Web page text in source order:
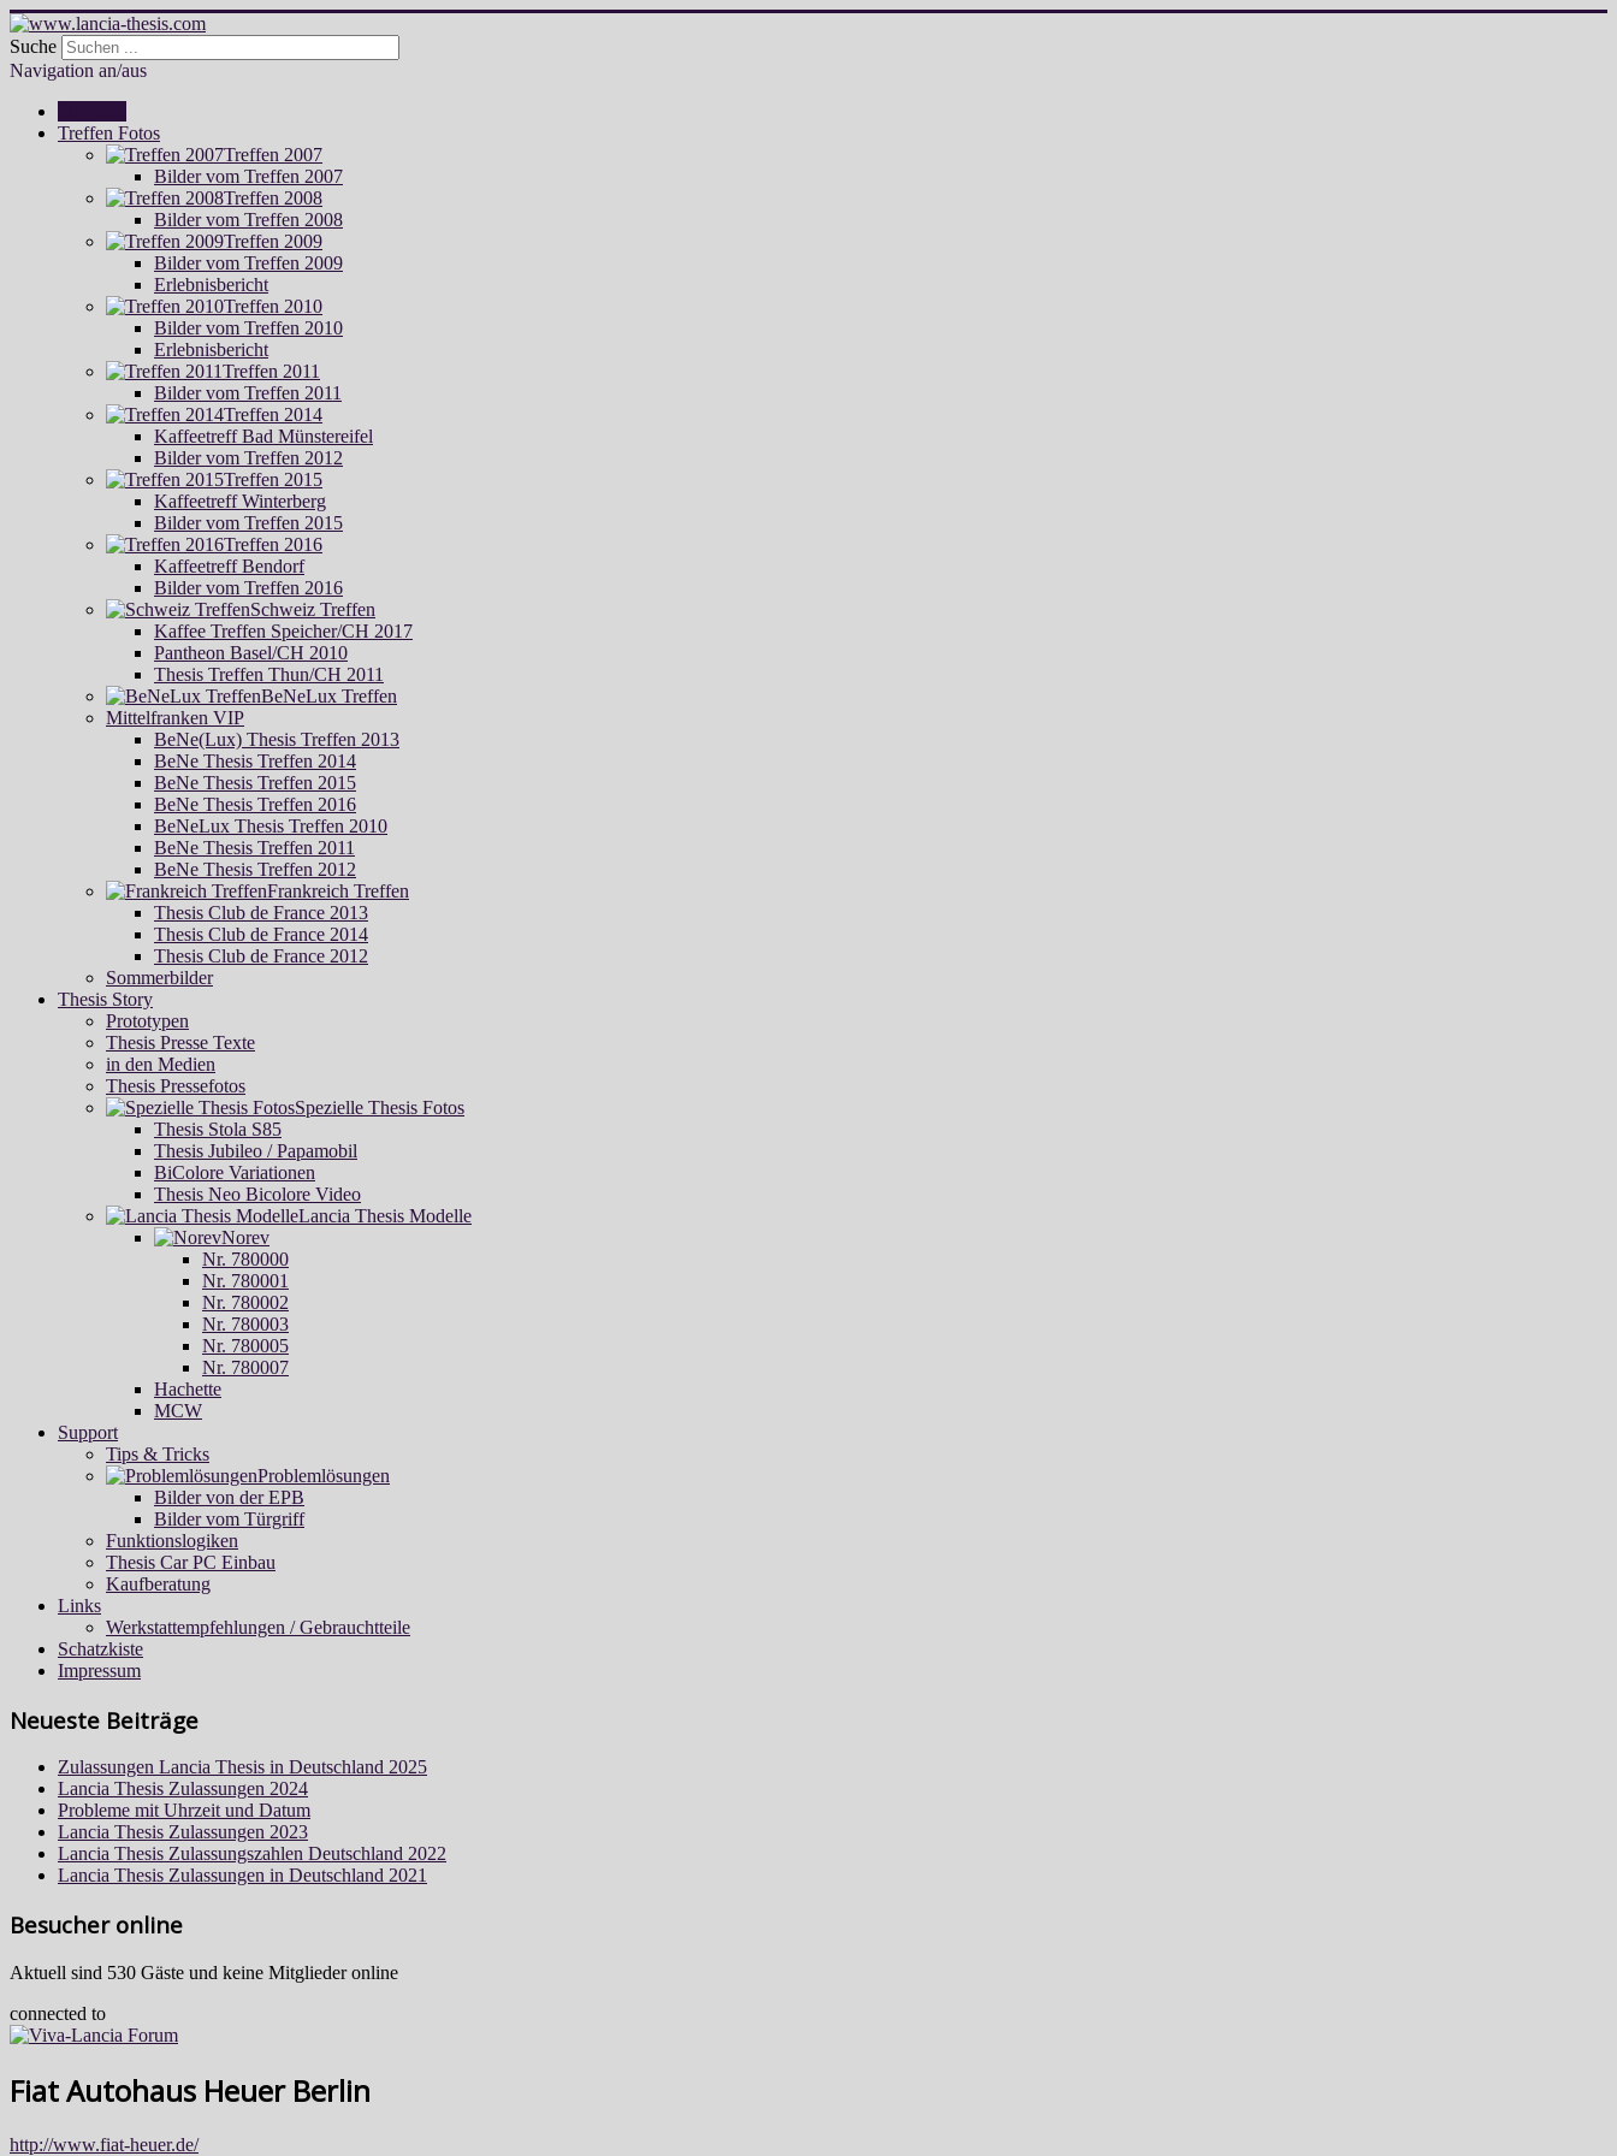
Suche
Navigation an/aus
Treffen Fotos
Treffen 2007
Bilder vom Treffen 2007
Treffen 2008
Bilder vom Treffen 2008
Treffen 2009
Bilder vom Treffen 2009
Erlebnisbericht
Treffen 2010
Bilder vom Treffen 2010
Erlebnisbericht
Treffen 2011
Bilder vom Treffen 2011
Treffen 2014
Kaffeetreff Bad Münstereifel
Bilder vom Treffen 2012
Treffen 2015
Kaffeetreff Winterberg
Bilder vom Treffen 2015
Treffen 2016
Kaffeetreff Bendorf
Bilder vom Treffen 2016
Schweiz Treffen
Kaffee Treffen Speicher/CH 2017
Pantheon Basel/CH 2010
Thesis Treffen Thun/CH 2011
BeNeLux Treffen
Mittelfranken VIP
BeNe(Lux) Thesis Treffen 2013
BeNe Thesis Treffen 2014
BeNe Thesis Treffen 2015
BeNe Thesis Treffen 2016
BeNeLux Thesis Treffen 2010
BeNe Thesis Treffen 2011
BeNe Thesis Treffen 2012
Frankreich Treffen
Thesis Club de France 2013
Thesis Club de France 2014
Thesis Club de France 2012
Sommerbilder
Thesis Story
Prototypen
Thesis Presse Texte
in den Medien
Thesis Pressefotos
Spezielle Thesis Fotos
Thesis Stola S85
Thesis Jubileo / Papamobil
BiColore Variationen
Thesis Neo Bicolore Video
Lancia Thesis Modelle
Norev
Nr. 780000
Nr. 780001
Nr. 780002
Nr. 780003
Nr. 780005
Nr. 780007
Hachette
MCW
Support
Tips & Tricks
Problemlösungen
Bilder von der EPB
Bilder vom Türgriff
Funktionslogiken
Thesis Car PC Einbau
Kaufberatung
Links
Werkstattempfehlungen / Gebrauchtteile
Schatzkiste
Impressum
Neueste Beiträge
Zulassungen Lancia Thesis in Deutschland 2025
Lancia Thesis Zulassungen 2024
Probleme mit Uhrzeit und Datum
Lancia Thesis Zulassungen 2023
Lancia Thesis Zulassungszahlen Deutschland 2022
Lancia Thesis Zulassungen in Deutschland 2021
Besucher online
Aktuell sind 530 Gäste und keine Mitglieder online
connected to
Fiat Autohaus Heuer Berlin
http://www.fiat-heuer.de/